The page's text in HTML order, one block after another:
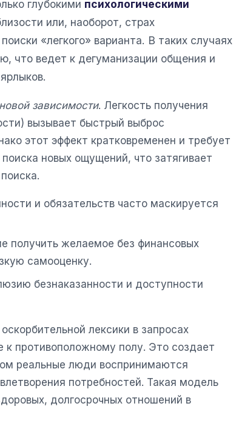
глубокими психологическими
или, наоборот, страх
«легкого» варианта. В таких случаях
что ведет к дегуманизации общения и
зависимости. Легкость получения
вызывает быстрый выброс
этот эффект кратковременен и требует
новых ощущений, что затягивает
и обязательств часто маскируется
получить желаемое без финансовых
самооценку.
безнаказанности и доступности
лексики в запросах
противоположному полу. Это создает
реальные люди воспринимаются
потребностей. Такая модель
долгосрочных отношений в